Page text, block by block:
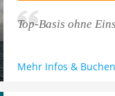
Top-Basis ohne
Mehr Infos & Buchen